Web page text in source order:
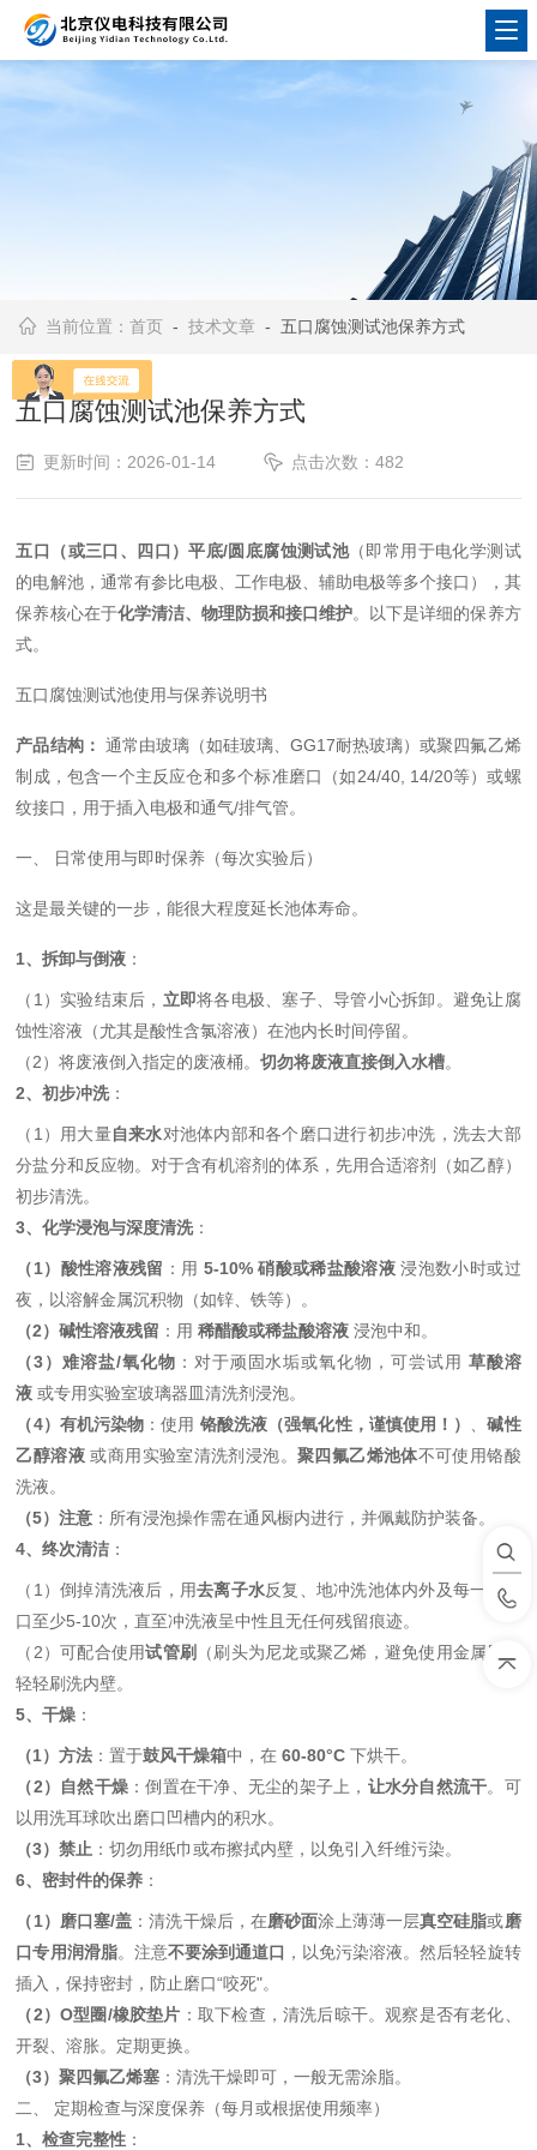
当前位置：首页 -技术文章 - 五口腐蚀测试池保养方式
五口腐蚀测试池保养方式
更新时间：2026-01-14 点击次数：482
五口（或三口、四口）平底/圆底腐蚀测试池（即常用于电化学测试
的电解池，通常有参比电极、工作电极、辅助电极等多个接口），其
保养核心在于化学清洁、物理防损和接口维护。以下是详细的保养方
式。
五口腐蚀测试池使用与保养说明书
产品结构： 通常由玻璃（如硅玻璃、GG17耐热玻璃）或聚四氟乙烯
制成，包含一个主反应仓和多个标准磨口（如24/40, 14/20等）或螺
纹接口，用于插入电极和通气/排气管。
一、 日常使用与即时保养（每次实验后）
这是最关键的一步，能很大程度延长池体寿命。
1、拆卸与倒液 ：
（1）实验结束后， 立即将各电极、塞子、导管小心拆卸。避免让腐
蚀性溶液（尤其是酸性含氯溶液）在池内长时间停留。
（2）将废液倒入指定的废液桶。切勿将废液直接倒入水槽。
2、初步冲洗：
（1）用大量自来水对池体内部和各个磨口进行初步冲洗，洗去大部
分盐分和反应物。对于含有机溶剂的体系，先用合适溶剂（如乙醇）
初步清洗。
3、化学浸泡与深度清洗：
（1）酸性溶液残留 ：用 5-10% 硝酸或稀盐酸溶液 浸泡数小时或过
夜，以溶解金属沉积物（如锌、铁等）。
（2）碱性溶液残留 ：用稀醋酸或稀盐酸溶液 浸泡中和。
（3）难溶盐/氧化物 ：对于顽固水垢或氧化物，可尝试用 草酸溶
液 或专用实验室玻璃器皿清洗剂浸泡。
（4）有机污染物 ：使用 铬酸洗液（强氧化性，谨慎使用！） 、碱性
乙醇溶液或商用实验室清洗剂浸泡。 聚四氟乙烯池体不可使用铬酸
洗液。
（5）注意 ：所有浸泡操作需在通风橱内进行，并佩戴防护装备。
4、终次清洁 ：
（1）倒掉清洗液后，用去离子水反复、地冲洗池体内外及每一个磨
口至少5-10次，直至冲洗液呈中性且无任何残留痕迹。
（2）可配合使用试管刷
（刷头为尼龙或聚乙烯，避免使用金属刷）
轻轻刷洗内壁。
5、干燥 ：
（1）方法 ：置于鼓风干燥箱中，在60-80°C 下烘干。
（2）自然干燥 ：倒置在干净、无尘的架子上， 让水分自然流干。可
以用洗耳球吹出磨口凹槽内的积水。
（3）禁止 ：切勿用纸巾或布擦拭内壁，以免引入纤维污染。
6、密封件的保养 ：
（1）磨口塞/盖 ：清洗干燥后，在磨砂面涂上薄薄一层真空硅脂或磨
口专用润滑脂。注意不要涂到通道口 ，以免污染溶液。然后轻轻旋转
插入，保持密封，防止磨口“咬死"。
（2）O型圈/橡胶垫片 ：取下检查，清洗后晾干。观察是否有老化、
开裂、溶胀。定期更换。
（3）聚四氟乙烯塞 ：清洗干燥即可，一般无需涂脂。
二、 定期检查与深度保养（每月或根据使用频率）
1、检查完整性 ：